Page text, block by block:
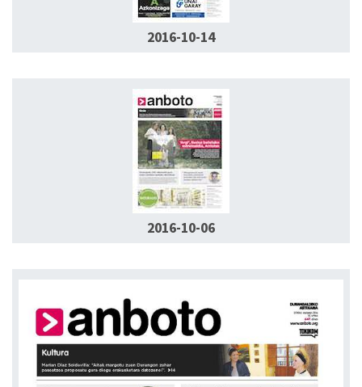
2016-10-14
2016-10-06